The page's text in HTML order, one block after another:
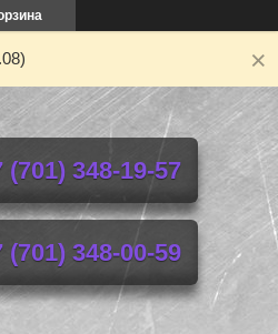
(701) 348-19-57
(701) 348-00-59